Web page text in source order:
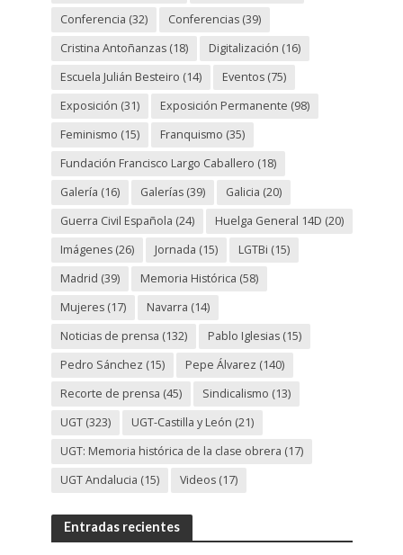
Conferencia (32) Conferencias(39)
Cristina Antoñanzas(18) Digitalización (16)
Escuela Julián Besteiro (14) Eventos(75)
Exposición (31) Exposición Permanente (98)
Feminismo (15) Franquismo (35)
Fundación Francisco Largo Caballero (18)
Galería (16) Galerías(39) Galicia (20)
Guerra Civil Española (24) Huelga General 14D (20)
Imágenes(26) Jornada (15) LGTBi (15)
Madrid (39) Memoria Histórica (58)
Mujeres(17) Navarra (14)
Noticias de prensa (132) Pablo Iglesias(15)
Pedro Sánchez (15) Pepe Álvarez (140)
Recorte de prensa (45) Sindicalismo (13)
UGT(323) UGT-Castilla y León (21)
UGT: Memoria histórica de la clase obrera (17)
UGT Andalucia (15) Videos(17)
Entradas recientes